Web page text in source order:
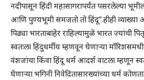
नदीपासून हिंदी महासागरापर्यंत पसरलेल्या
आणि पुण्यभूमी समजतो तो हिंदू”.हीही
पिढ्या भारताबाहेर राहिल्यामुळे भारत ज्यांची
स्वतःला हिंदुधर्मीय म्हणवून घेणाऱ्या
वंशजांचा किंवा हिंदू धर्म आदर्श वाटला म्हणून
घेणाऱ्या भगिनी निवेदितासारख्यांच्या धर्म